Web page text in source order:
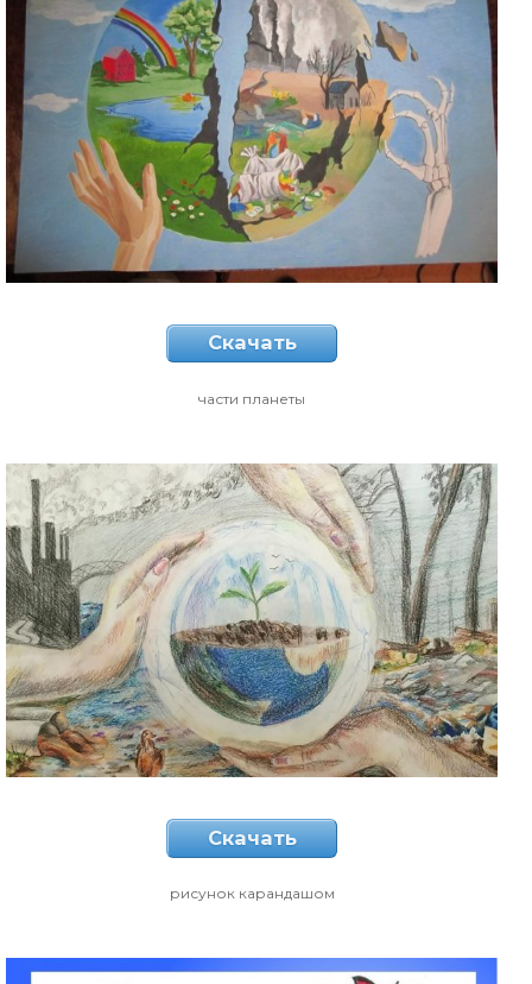
Скачать
части планеты
Скачать
рисунок карандашом